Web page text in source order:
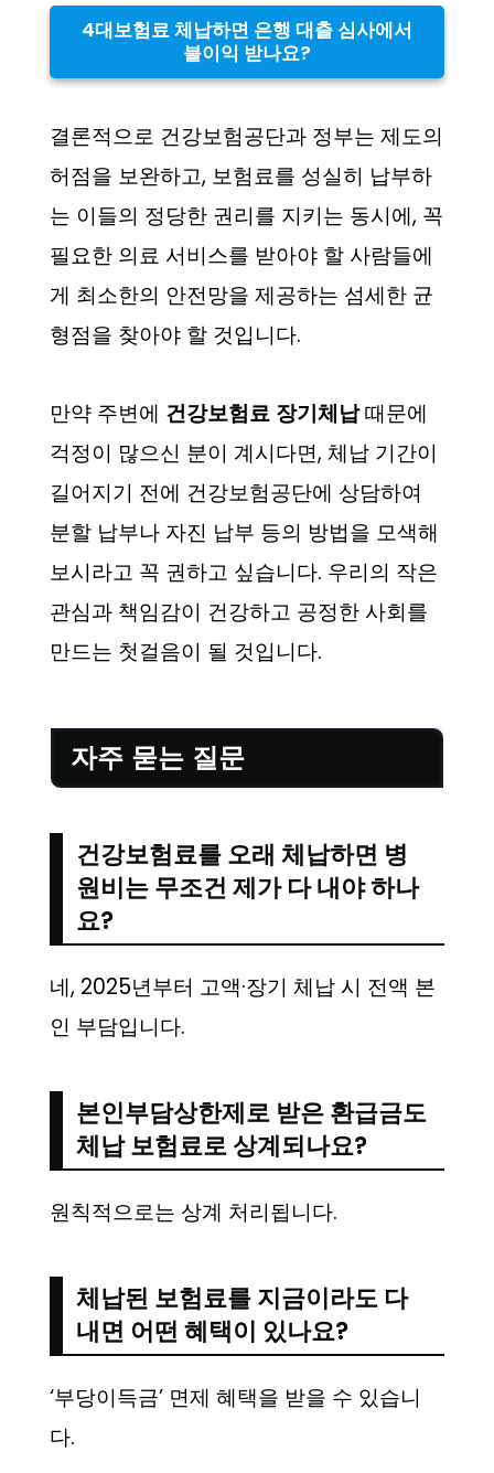
4대보험료 체납하면 은행 대출 심사에서
불이익 받나요?
결론적으로 건강보험공단과 정부는 제도의
허점을 보완하고, 보험료를 성실히 납부하
는 이들의 정당한 권리를 지키는 동시에, 꼭
필요한 의료 서비스를 받아야 할 사람들에
게 최소한의 안전망을 제공하는 섬세한 균
형점을 찾아야 할 것입니다.
만약 주변에 건강보험료 장기체납때문에
걱정이 많으신 분이 계시다면, 체납 기간이
길어지기 전에 건강보험공단에 상담하여
분할 납부나 자진 납부 등의 방법을 모색해
보시라고 꼭 권하고 싶습니다. 우리의 작은
관심과 책임감이 건강하고 공정한 사회를
만드는 첫걸음이 될 것입니다.
자주 묻는 질문
건강보험료를 오래 체납하면 병
원비는 무조건 제가 다 내야 하나
요?
네, 2025년부터 고액·장기 체납 시 전액 본
인 부담입니다.
본인부담상한제로 받은 환급금도
체납 보험료로 상계되나요?
원칙적으로는 상계 처리됩니다.
체납된 보험료를 지금이라도 다
내면 어떤 혜택이 있나요?
‘부당이득금’ 면제 혜택을 받을 수 있습니
다.